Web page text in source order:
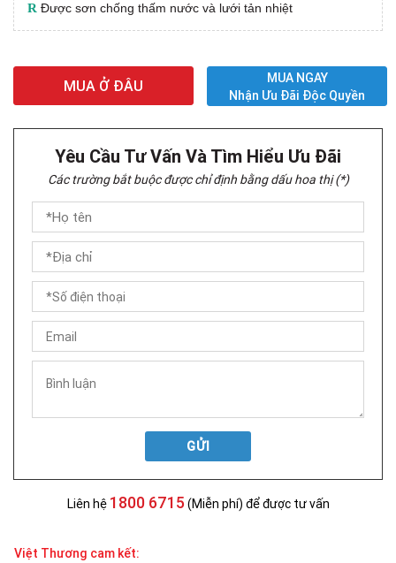
R Được sơn chống thấm nước và lưới tản nhiệt
MUA Ở ĐÂU
MUA NGAY
Nhận Ưu Đãi Độc Quyền
Yêu Cầu Tư Vấn Và Tìm Hiểu Ưu Đãi
Các trường bắt buộc được chỉ định bằng dấu hoa thị (*)
GỬI
Liên hệ 1800 6715 (Miễn phí) để được tư vấn
Việt Thương cam kết: